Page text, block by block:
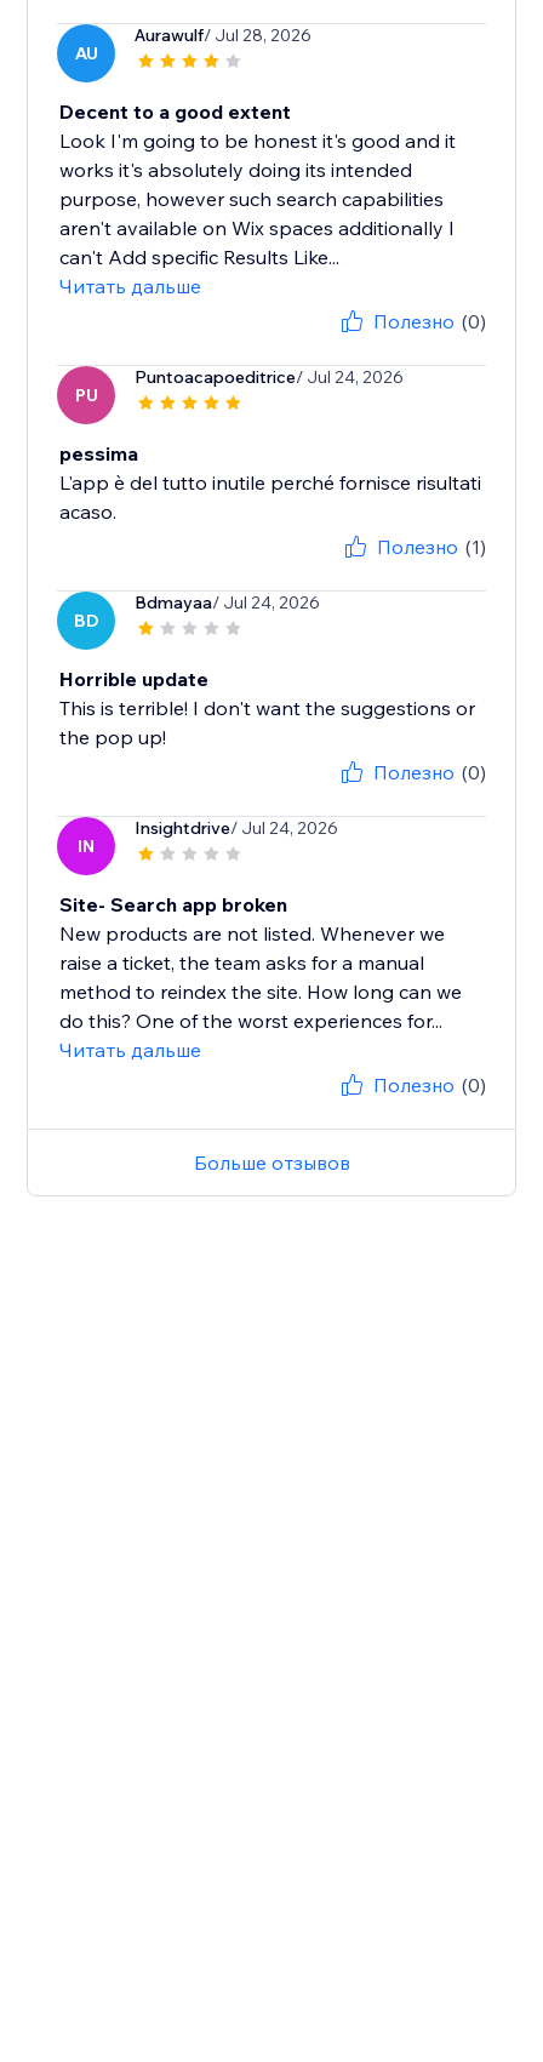
AU
Aurawulf/ Jul 28, 2026
Decent to a good extent
Look I'm going to be honest it's good and it
works it's absolutely doing its intended
purpose, however such search capabilities
aren't available on Wix spaces additionally I
can't Add specific Results Like...
Читать дальше
Полезно (0)
PU
Puntoacapoeditrice/ Jul 24, 2026
pessima
L'app è del tutto inutile perché fornisce risultati
acaso.
Полезно (1)
BD
Bdmayaa/ Jul 24, 2026
Horrible update
This is terrible! I don't want the suggestions or
the pop up!
Полезно (0)
IN
Insightdrive/ Jul 24, 2026
Site- Search app broken
New products are not listed. Whenever we
raise a ticket, the team asks for a manual
method to reindex the site. How long can we
do this? One of the worst experiences for...
Читать дальше
Полезно (0)
Больше отзывов